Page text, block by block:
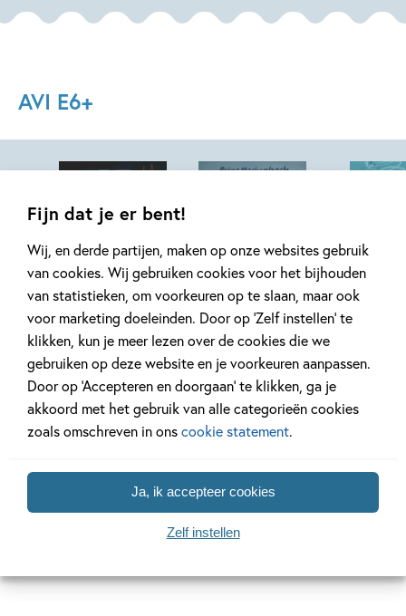
Fijn dat je er bent!
Wij, en derde partijen, maken op onze websites gebruik
van cookies. Wij gebruiken cookies voor het bijhouden
van statistieken, om voorkeuren op te slaan, maar ook
voor marketing doeleinden. Door op ‘Zelf instellen’ te
klikken, kun je meer lezen over de cookies die we
gebruiken op deze website en je voorkeuren aanpassen.
Door op ‘Accepteren en doorgaan’ te klikken, ga je
akkoord met het gebruik van alle categorieën cookies
zoals omschreven in onscookie statement.
Ja, ik accepteer cookies
Zelf instellen
AVI E6+
Toneellezen – De
eeuwige
stroopwafelmachine
16,99
Toneellezen – De
BiebBoys
beroemd!
Dirk Barreveld
16,99
Hardcover 16